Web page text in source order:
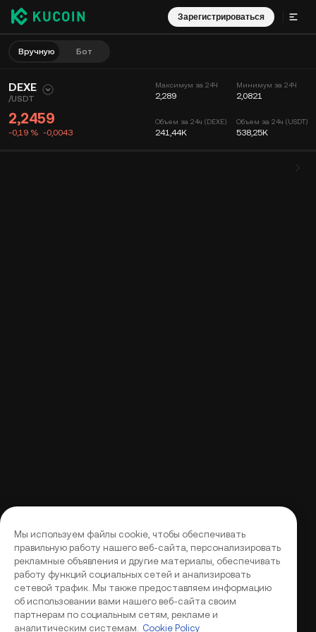
Зарегистрироваться
Вручную Бот
DEXE
/USDT
2,2459
-0,19 % -0,0043
Максимум за 24Ч
2,289
Объем за 24ч (DEXE)
241,44K
Минимум за 24Ч
2,0821
Объем за 24ч (USDT)
538,25K
Сделки
Мы используем файлы cookie, чтобы обеспечивать
правильную работу нашего веб-сайта, персонализировать
рекламные объявления и другие материалы, обеспечивать
работу функций социальных сетей и анализировать
сетевой трафик. Мы также предоставляем информацию
об использовании вами нашего веб-сайта своим
партнерам по социальным сетям, рекламе и
аналитическим системам.
Cookie Policy